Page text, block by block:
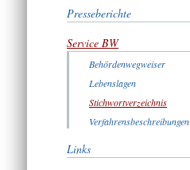
Presseberichte
Service BW
Behördenwegweiser
Lebenslagen
Stichwortverzeichnis
Verfahrensbeschreibungen
Links